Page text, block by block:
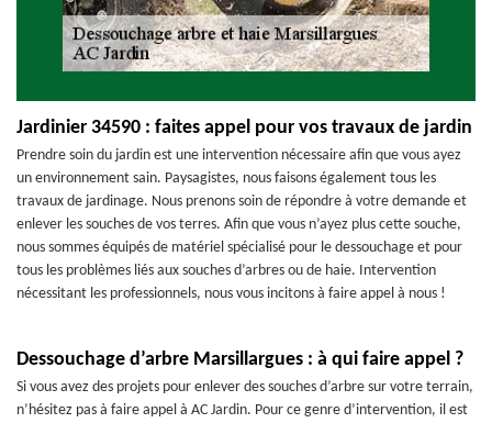
Jardinier 34590 : faites appel pour vos travaux de jardin
Prendre soin du jardin est une intervention nécessaire afin que vous ayez
un environnement sain. Paysagistes, nous faisons également tous les
travaux de jardinage. Nous prenons soin de répondre à votre demande et
enlever les souches de vos terres. Afin que vous n’ayez plus cette souche,
nous sommes équipés de matériel spécialisé pour le dessouchage et pour
tous les problèmes liés aux souches d’arbres ou de haie. Intervention
nécessitant les professionnels, nous vous incitons à faire appel à nous !
Dessouchage d’arbre Marsillargues : à qui faire appel ?
Si vous avez des projets pour enlever des souches d’arbre sur votre terrain,
n’hésitez pas à faire appel à AC Jardin. Pour ce genre d’intervention, il est